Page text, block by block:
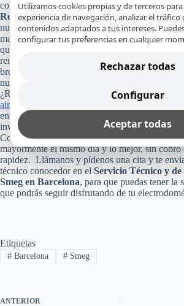
conformamos nuestra calidad en elServicio
Reparación Smeg, también pasa por la
nuestros especialistas, nuestro servicio en el
mayoría de los casos y el uso de recambios
que garanticen que tu aparato continuará
rendimiento y por mucho tiempo. Y a todo
broche de oro con nuestra absoluta y segura
nuestro trabajo.
¿Recuerdas cuánto costó tu refrigerador,
aire acondicionado
o cualquier otro equipo
en tu casa, empresa u oficina? Pues, no
inversión, poniendo tu aparato en manos
Consúltanos, ya que como te dijimos arriba, te
mayormente el mismo día y lo mejor, sin cobro
rapidez. Llámanos y pídenos una cita y te
técnico conocedor en el Servicio Técnico y
Smeg en Barcelona, para que puedas tener la
que podrás seguir disfrutando de tu
Etiquetas
#Barcelona #Smeg
ANTERIOR
Utilizamos cookies propias y de terceros
experiencia de navegación, analizar el tráfico
contenidos adaptados a tus intereses.
configurar tus preferencias en cualquier
Rechazar todas
Configurar
Aceptar todas